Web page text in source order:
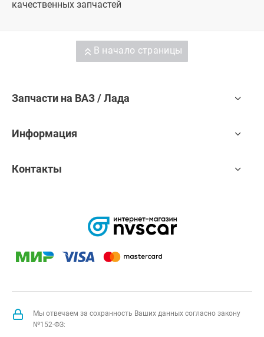
качественных запчастей
В начало страницы
Запчасти на ВАЗ / Лада
Информация
Контакты
Мы отвечаем за сохранность Ваших данных согласно закону
№152-ФЗ: